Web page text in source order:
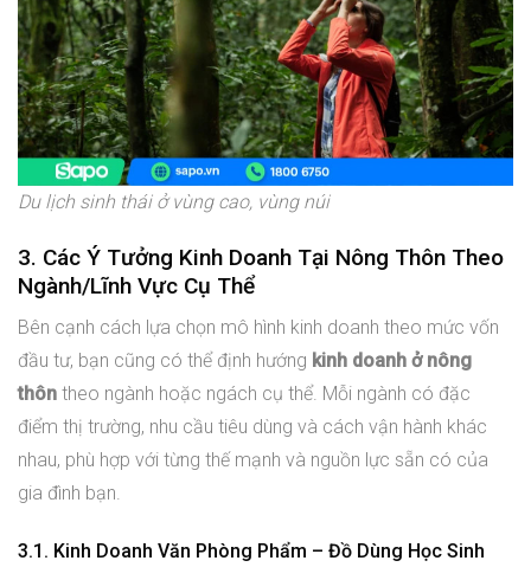
Du lịch sinh thái ở vùng cao, vùng núi
3. Các Ý Tưởng Kinh Doanh Tại Nông Thôn Theo
Ngành/Lĩnh Vực Cụ Thể
Bên cạnh cách lựa chọn mô hình kinh doanh theo mức vốn
đầu tư, bạn cũng có thể định hướng kinh doanh ở nông
thôn theo ngành hoặc ngách cụ thể. Mỗi ngành có đặc
điểm thị trường, nhu cầu tiêu dùng và cách vận hành khác
nhau, phù hợp với từng thế mạnh và nguồn lực sẵn có của
gia đình bạn.
3.1. Kinh Doanh Văn Phòng Phẩm – Đồ Dùng Học Sinh